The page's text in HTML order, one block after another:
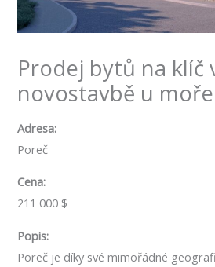
Prodej bytů na klíč
novostavbě u moře
Adresa:
Poreč
Cena:
211 000 $
Popis:
Poreč je díky své mimořádné